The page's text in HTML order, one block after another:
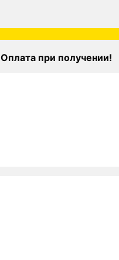
Оплата при получении!